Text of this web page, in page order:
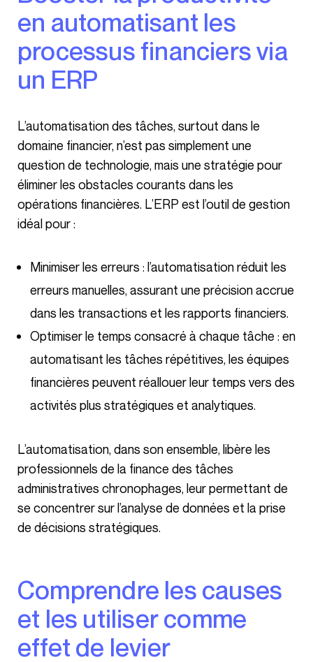
en automatisant les
processus financiers via
un ERP
L’automatisation des tâches, surtout dans le
domaine financier, n’est pas simplement une
question de technologie, mais une stratégie pour
éliminer les obstacles courants dans les
opérations financières. L’ERP est l’outil de gestion
idéal pour :
Minimiser les erreurs : l’automatisation réduit les
erreurs manuelles, assurant une précision accrue
dans les transactions et les rapports financiers.
Optimiser le temps consacré à chaque tâche : en
automatisant les tâches répétitives, les équipes
financières peuvent réallouer leur temps vers des
activités plus stratégiques et analytiques.
L’automatisation, dans son ensemble, libère les
professionnels de la finance des tâches
administratives chronophages, leur permettant de
se concentrer sur l’analyse de données et la prise
de décisions stratégiques.
Comprendre les causes
et les utiliser comme
effet de levier